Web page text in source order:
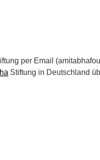
per Email
Stiftung in Deutschland